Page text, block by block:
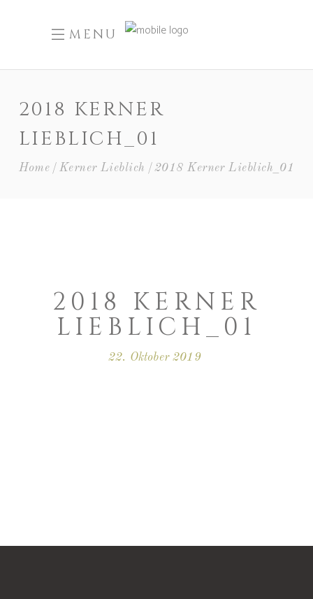
MENU
2018 KERNER
LIEBLICH_01
Home Kerner Lieblich 2018 Kerner Lieblich_01
2018 KERNER
LIEBLICH_01
22. Oktober 2019